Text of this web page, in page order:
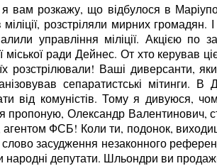
розкажу, що відбулося в
міліції, розстріляли мирних
управління міліції. Акцією по
міської ради Дейнес. От хто керував
Ваші диверсанти,
сепаратистські
від комуністів. Тому я дивуюся,
я пропоную, Олександр
ФСБ! Коли ти, подонок,
засудження незаконного
депутати. Шльондри ви